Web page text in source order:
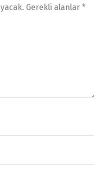
Gerekli alanlar *